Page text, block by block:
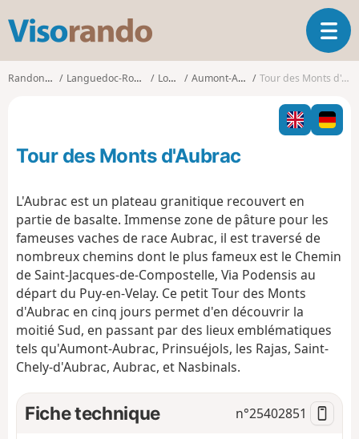
s
o
o
O
u
i
r
l
a
n
Randonnées Languedoc-Roussillon Lozère Aumont-Aubrac Tour des Monts d'Aubrac
Tour des Monts d'Aubrac
L'Aubrac est un plateau granitique recouvert en
partie de basalte. Immense zone de pâture pour les
fameuses vaches de race Aubrac, il est traversé de
nombreux chemins dont le plus fameux est le Chemin
de Saint-Jacques-de-Compostelle, Via Podensis au
départ du Puy-en-Velay. Ce petit Tour des Monts
d'Aubrac en cinq jours permet d'en découvrir la
moitié Sud, en passant par des lieux emblématiques
tels qu'Aumont-Aubrac, Prinsuéjols, les Rajas, Saint-
Chely-d'Aubrac, Aubrac, et Nasbinals.
Fiche technique n°25402851